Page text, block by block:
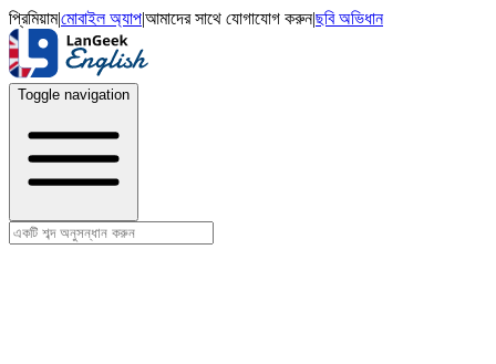
প্রিমিয়াম|মোবাইল অ্যাপ|আমাদের সাথে যোগাযোগ করুন|ছবি অভিধান
Toggle navigation